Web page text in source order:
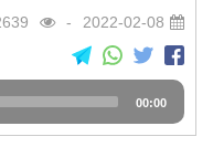
2022-02-08
Audio
Player
00:00